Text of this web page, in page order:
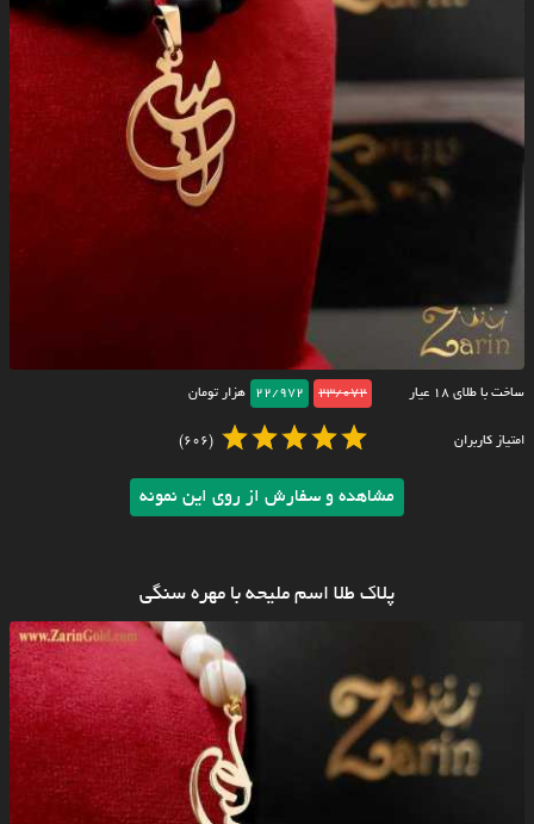
ساخت با طلای ۱۸ عیار 23/072
22/972 هزار تومان
امتیاز کاربران (606)
مشاهده و سفارش از روی این نمونه
پلاک طلا اسم ملیحه با مهره سنگی